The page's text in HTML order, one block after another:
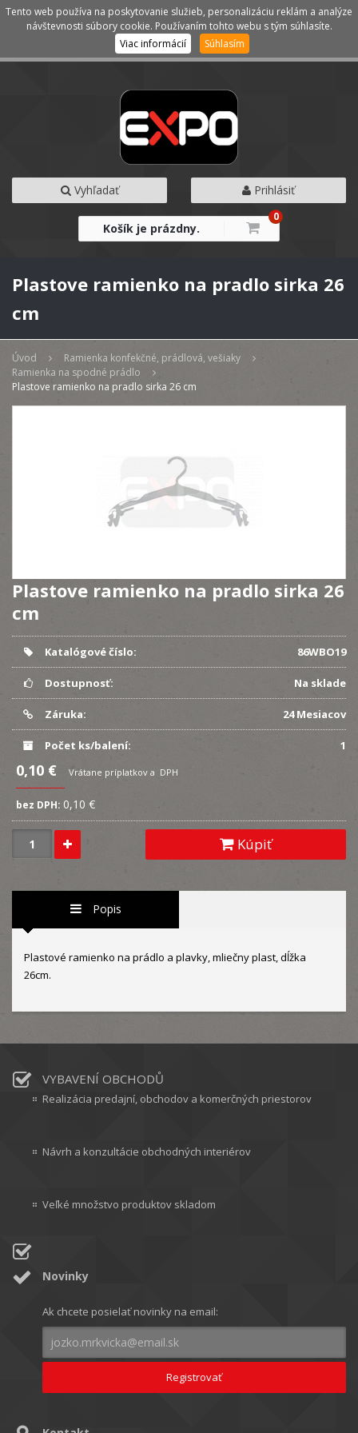
Kategórie Menu
Vyhľadať Prihlásiť
Košík je prázdny.
0
Plastove ramienko na pradlo sirka 26
cm
Úvod
Ramienka konfekčné, prádlová, vešiaky
Ramienka na spodné prádlo
Plastove ramienko na pradlo sirka 26 cm
Plastove ramienko na pradlo sirka 26
cm
Katalógové číslo: 86WBO19
Dostupnosť: Na sklade
Záruka: 24 Mesiacov
Počet ks/balení: 1
0,10 € Vrátane príplatkov a DPH
bez DPH: 0,10 €
Kúpiť
Popis
Plastové ramienko na prádlo a plavky, mliečny plast, dĺžka
26cm.
VYBAVENÍ OBCHODŮ
Realizácia predajní, obchodov a komerčných priestorov
Návrh a konzultácie obchodných interiérov
Veľké množstvo produktov skladom
Novinky
Ak chcete posielať novinky na email:
Tento web používa na poskytovanie služieb, personalizáciu reklám a analýze
návštevnosti súbory cookie. Používaním tohto webu s tým súhlasíte.
Viac informácií
Súhlasím